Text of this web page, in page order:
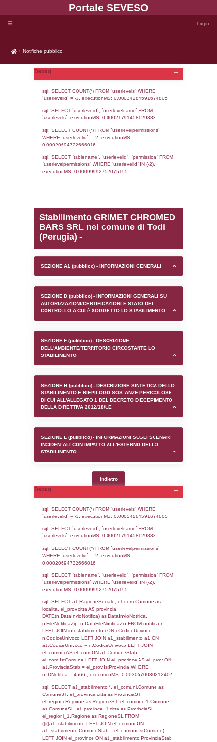
Portale
Notifiche pubblico
Notifiche pubblico
Debug
sql: SELECT COUNT(*) FROM `userlevels`
sql: SELECT `userlevelid`, `userlevelname`
0.00020694732666016
sql: SELECT `tablename`, `userlevelid`,
executionMS: 0.00099992752075195
Stabilimento GRIMET
BARS SRL nel comune
(Perugia) -
SEZIONE A1 (pubblico) - INFORMAZIONI
SEZIONE D (pubblico) - INFORMAZIONI
CONTROLLO A CUI è SOGGETTO LO
DELL'AMBIENTE/TERRITORIO
STABILIMENTO
SEZIONE H (pubblico) - DESCRIZIONE
STABILIMENTO E RIEPILOGO SOSTANZE
DI CUI ALL'ALLEGATO 1 DEL DECRETO
DELLA DIRETTIVA 2012/18/UE
SEZIONE L (pubblico) - INFORMAZIONI
INCIDENTALI CON IMPATTO
STABILIMENTO
Indietro